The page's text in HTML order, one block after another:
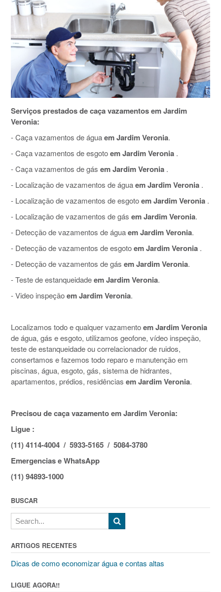
Serviços prestados de caça vazamentos em Jardim
Veronia:
- Caça vazamentos de águaem Jardim Veronia.
- Caça vazamentos de esgotoem Jardim Veronia .
- Caça vazamentos de gás em Jardim Veronia .
- Localização de vazamentos de águaem Jardim Veronia .
- Localização de vazamentos de esgotoem Jardim Veronia .
- Localização de vazamentos de gás em Jardim Veronia.
- Detecção de vazamentos de águaem Jardim Veronia.
- Detecção de vazamentos de esgotoem Jardim Veronia .
- Detecção de vazamentos de gás em Jardim Veronia.
- Teste de estanqueidadeem Jardim Veronia.
- Video inspeçãoem Jardim Veronia.
Localizamos todo e qualquer vazamentoem Jardim Veronia
de água, gás e esgoto, utilizamos geofone, vídeo inspeção,
teste de estanqueidade ou correlacionador de ruidos,
consertamos e fazemos todo reparo e manutenção em
piscinas, água, esgoto, gás, sistema de hidrantes,
apartamentos, prédios, residências em Jardim Veronia.
Precisou de caça vazamento em Jardim Veronia:
Ligue :
(11) 4114-4004 / 5933-5165 / 5084-3780
Emergencias e WhatsApp
(11) 94893-1000
BUSCAR
ARTIGOS RECENTES
Dicas de como economizar água e contas altas
LIGUE AGORA!!